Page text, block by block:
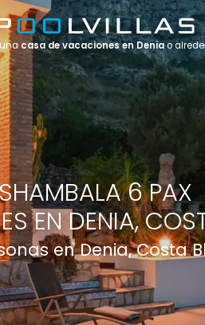
6 PAX
EN DENIA,
en Denia, Costa
casa de vacaciones en Deniao